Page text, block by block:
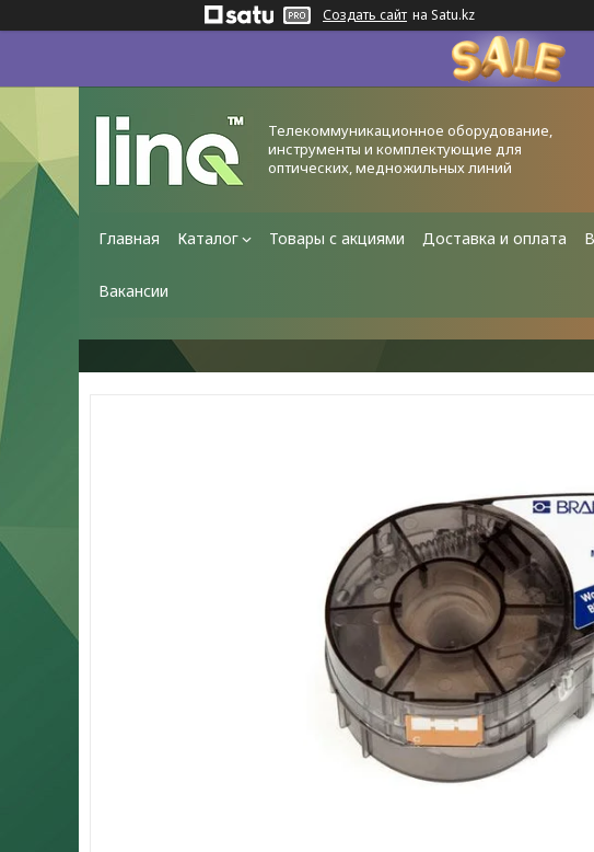
Создать сайт на Satu.kz
Телекоммуникационное оборудование,
инструменты и комплектующие для
оптических, медножильных линий
Главная Каталог Товары с акциями Доставка и оплата
Вакансии